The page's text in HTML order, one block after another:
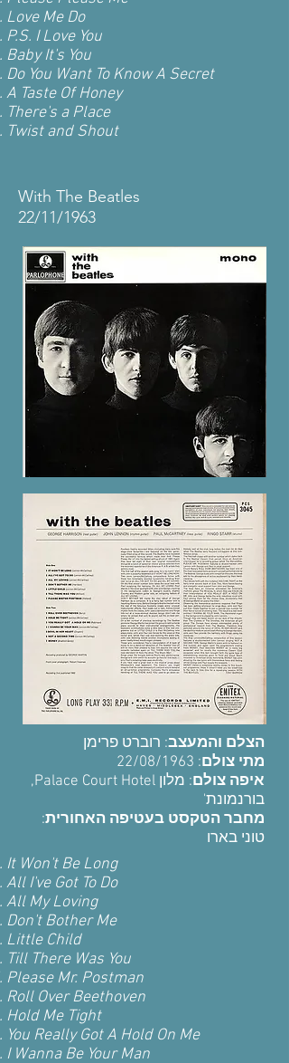
Love Me Do
P.S. I Love You
Baby It's You
Do You Want To Know A Secret
A Taste Of Honey
There's a Place
Twist and Shout
With The Beatles
22/11/1963
הצלם והמעצב: רוברט פרימן
מתי צולם: 22/08/1963
איפה צולם
: מלון Palace Court Hotel,
בורנמונת'
מחבר הטקסט בעטיפה האחורית:
טוני בארו
It Won't Be Long
All I've Got To Do
All My Loving
Don't Bother Me
Little Child
Till There Was You
Please Mr. Postman
Roll Over Beethoven
Hold Me Tight
You Really Got A Hold On Me
I Wanna Be Your Man